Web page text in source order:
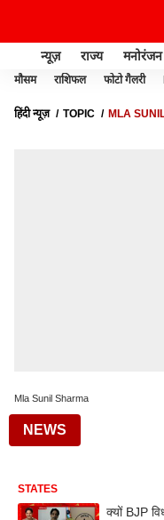
न्यूज़ राज्य मनोरंजन
मौसम राशिफल फोटो गैलरी
हिंदी न्यूज़ TOPIC MLA
Mla Sunil Sharma
NEWS
STATES
क्यों BJP